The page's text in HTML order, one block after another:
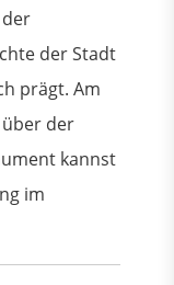
der Stadt
prägt. Am
über der
kannst
im